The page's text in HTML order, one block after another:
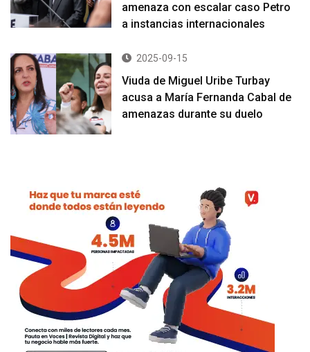
amenaza con escalar caso Petro
a instancias internacionales
2025-09-15
Viuda de Miguel Uribe Turbay
acusa a María Fernanda Cabal de
amenazas durante su duelo